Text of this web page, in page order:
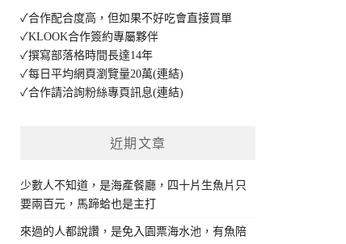
✓合作配合度高，但如果不好吃會直接買單
✓KLOOK合作簽約專屬夥伴
✓撰寫部落格時間長達14年
✓每日平均網頁瀏覽量20萬(連結)
✓合作請洽詢粉絲專頁訊息(連結)
近期文章
少數人不知道，是海產餐廳，四十片生魚片只
要兩百元，馬蹄蛤也是主打
來過的人都說讚，是免入園票海水池，有魚陪